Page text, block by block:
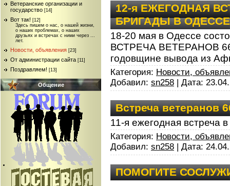
Ветеранские организации и
государство [14]
Вот так! [12]
Здесь пишем о нас, о нашей жизни,
о наших проблемах, о наших
друзьях и встречах с ними через ...
лет.
Новости, объявления [23]
От администрации сайта [11]
Поздравляем! [13]
Общение
12-я ЕЖЕГОДНАЯ
БРИГАДЫ В ОДЕССЕ
18-20 мая в Одессе
ВСТРЕЧА ВЕТЕРАНОВ
годовщине вывода из
Категория: Новости,
Добавил: sn258 | Дата:
Встреча ветеранов
11-я ежегодная встреча
Категория: Новости,
Добавил: sn258 | Дата:
ПОМОГИТЕ